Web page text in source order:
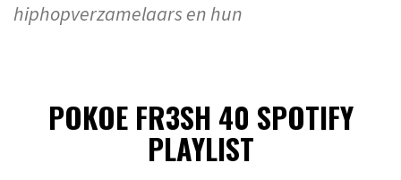
hiphopverzamelaars en hun
POKOE FR3SH 40 SPOTIFY
PLAYLIST